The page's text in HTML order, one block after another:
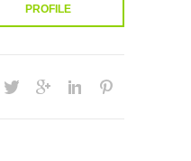
PROFILE